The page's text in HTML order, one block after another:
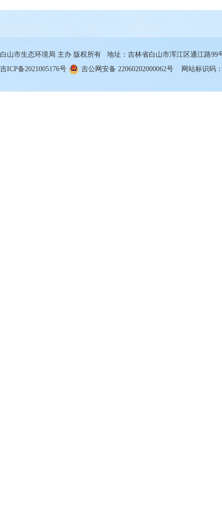
白山市生态环境局 主办 版权所有 地址：吉林省白山市浑江区通江路99
吉ICP备2021005176号
吉公网安备 22060202000062号 网站标识码